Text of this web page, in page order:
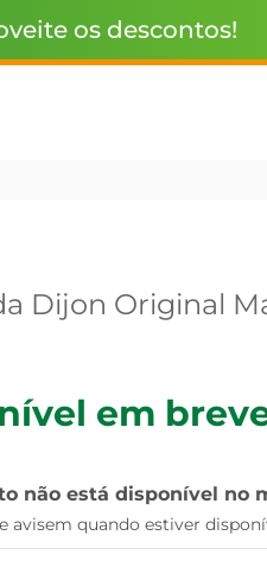
os descontos!
Dijon Original
em
não está disponível no
avisem quando estiver